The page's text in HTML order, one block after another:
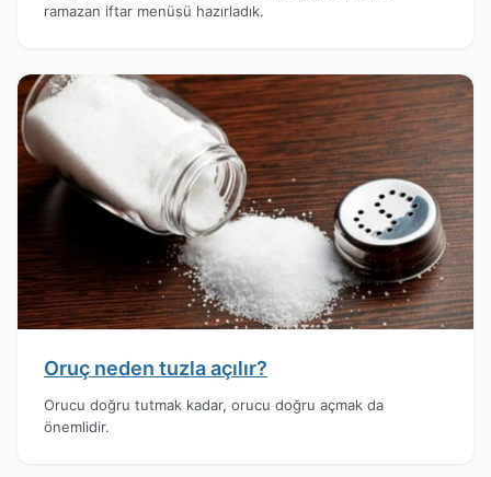
ramazan iftar menüsü hazırladık.
Oruç neden tuzla açılır?
Orucu doğru tutmak kadar, orucu doğru açmak da
önemlidir.